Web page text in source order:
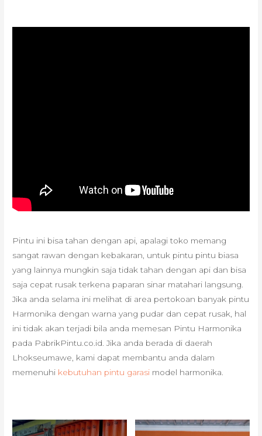
Pintu ini bisa tahan dengan api, apalagi toko memang
sangat rawan dengan kebakaran, untuk pintu pintu biasa
yang lainnya mungkin saja tidak tahan dengan api dan bisa
saja cepat rusak terkena paparan sinar matahari langsung.
Jika anda selama ini melihat di area pertokoan banyak pintu
Harmonika dengan warna yang pudar dan cepat rusak, hal
ini tidak akan terjadi bila anda memesan Pintu Harmonika
pada PabrikPintu.co.id. Jika anda berada di daerah
Lhokseumawe, kami dapat membantu anda dalam
memenuhi kebutuhan pintu garasi model harmonika.